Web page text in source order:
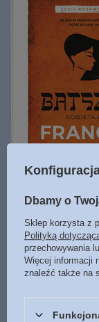
Batszeba Kobieta
39,99 zł
M1 Księgarnia
Dbamy o
Sklep korzysta z
Polityką
przechowywania
Więcej informacji
znaleźć także na